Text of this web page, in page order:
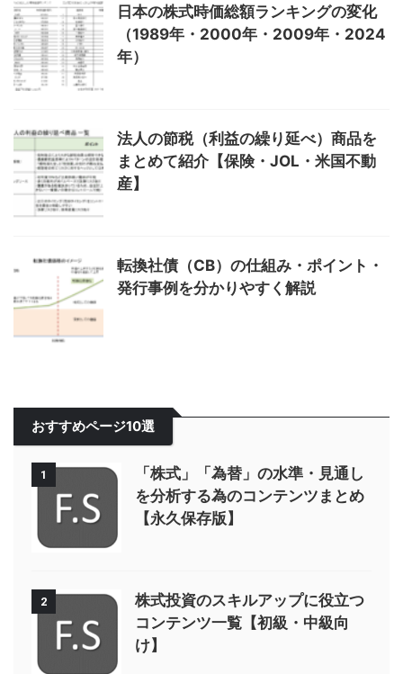
日本の株式時価総額ランキングの変化
（1989年・2000年・2009年・2024
年）
法人の節税（利益の繰り延べ）商品を
まとめて紹介【保険・JOL・米国不動
産】
転換社債（CB）の仕組み・ポイント・
発行事例を分かりやすく解説
おすすめページ10選
1
「株式」「為替」の水準・見通し
を分析する為のコンテンツまとめ
【永久保存版】
2
株式投資のスキルアップに役立つ
コンテンツ一覧【初級・中級向
け】